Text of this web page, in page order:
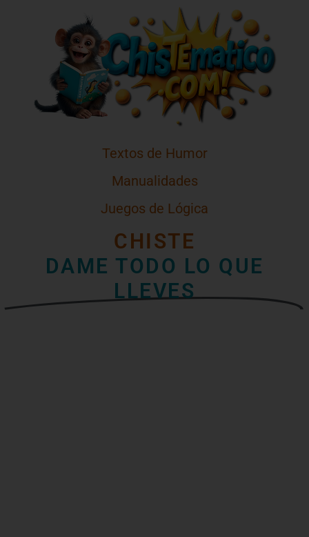
Textos de Humor
Manualidades
Juegos de Lógica
CHISTE
DAME TODO LO QUE
LLEVES